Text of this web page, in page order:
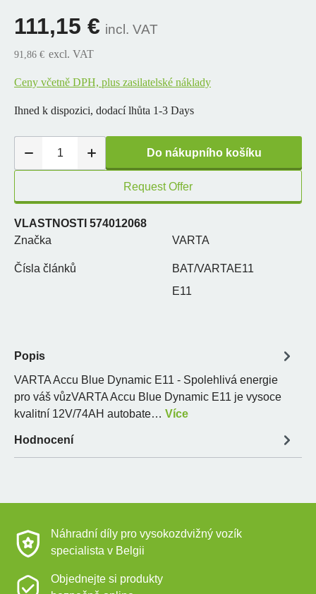
111,15 € incl. VAT
91,86 € excl. VAT
Ceny včetně DPH, plus zasilatelské náklady
Ihned k dispozici, dodací lhůta 1-3 Days
Do nákupního košíku
Request Offer
VLASTNOSTI 574012068
Značka
VARTA
Čísla článků
BAT/VARTAE11
E11
Popis
VARTA Accu Blue Dynamic E11 - Spolehlivá energie
pro váš vůzVARTA Accu Blue Dynamic E11 je vysoce
kvalitní 12V/74AH autobate… Více
Hodnocení
Náhradní díly pro vysokozdvižný vozík
specialista v Belgii
Objednejte si produkty